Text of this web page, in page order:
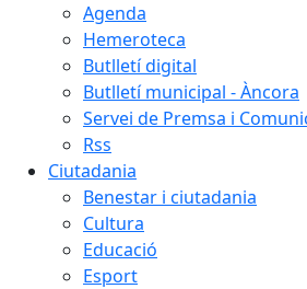
Agenda
Hemeroteca
Butlletí digital
Butlletí municipal - Àncora
Servei de Premsa i
Rss
Ciutadania
Benestar i ciutadania
Cultura
Educació
Esport